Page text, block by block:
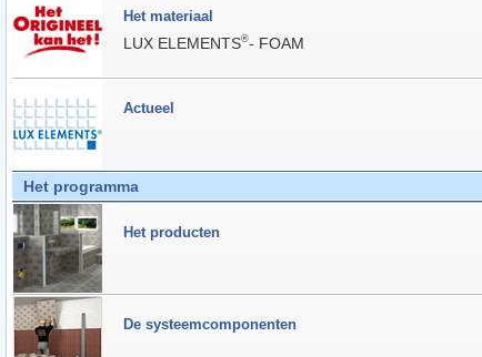
Het materiaal
LUX ELEMENTS®- FOAM
Actueel
Het programma
Het producten
De systeemcomponenten